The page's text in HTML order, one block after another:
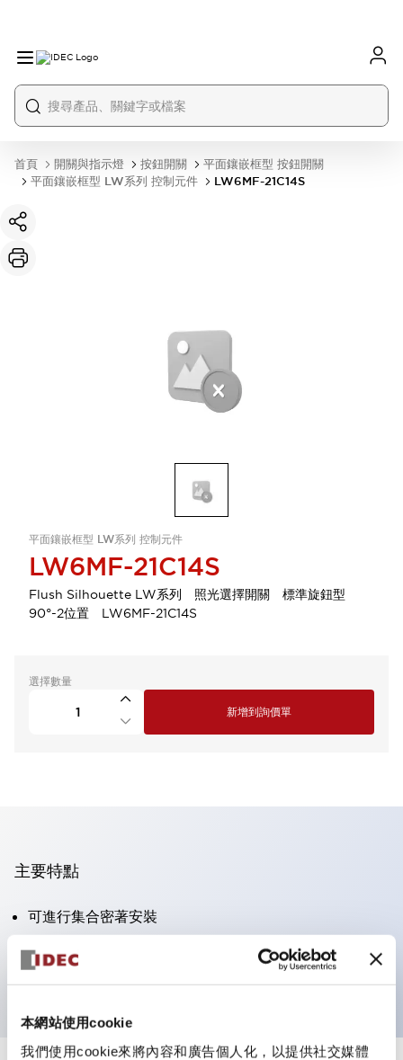
本網站使用cookie
我們使用cookie來將內容和廣告個人化，以提供社交媒體
首頁 開關與指示燈 按鈕開關
平面鑲嵌框型 按鈕開關
平面鑲嵌框型 LW系列 控制元件
LW6MF-21C14S
平面鑲嵌框型 LW系列 控制元件
LW6MF-21C14S
Flush Silhouette LW系列 照光選擇開關 標準旋鈕型
90°-2位置 LW6MF-21C14S
選擇數量
新增到詢價單
主要特點
可進行集合密著安裝
附鎖選擇開關採用高安全性的彈子鎖結構
防護結構為IP65（IEC60529）